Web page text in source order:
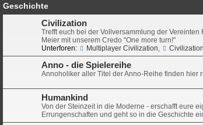
Geschichte
Civilization
Trefft euch bei der Vollversammlung der
Meier mit unserem Credo "One more turn!"
Unterforen:
Multiplayer Civilization
Anno - die Spielereihe
Annoholiker aller Titel der Anno-Reihe finden hier
Humankind
Von der Steinzeit in die Moderne - erschafft eure
Errungenschaften und geht so in die Geschichte